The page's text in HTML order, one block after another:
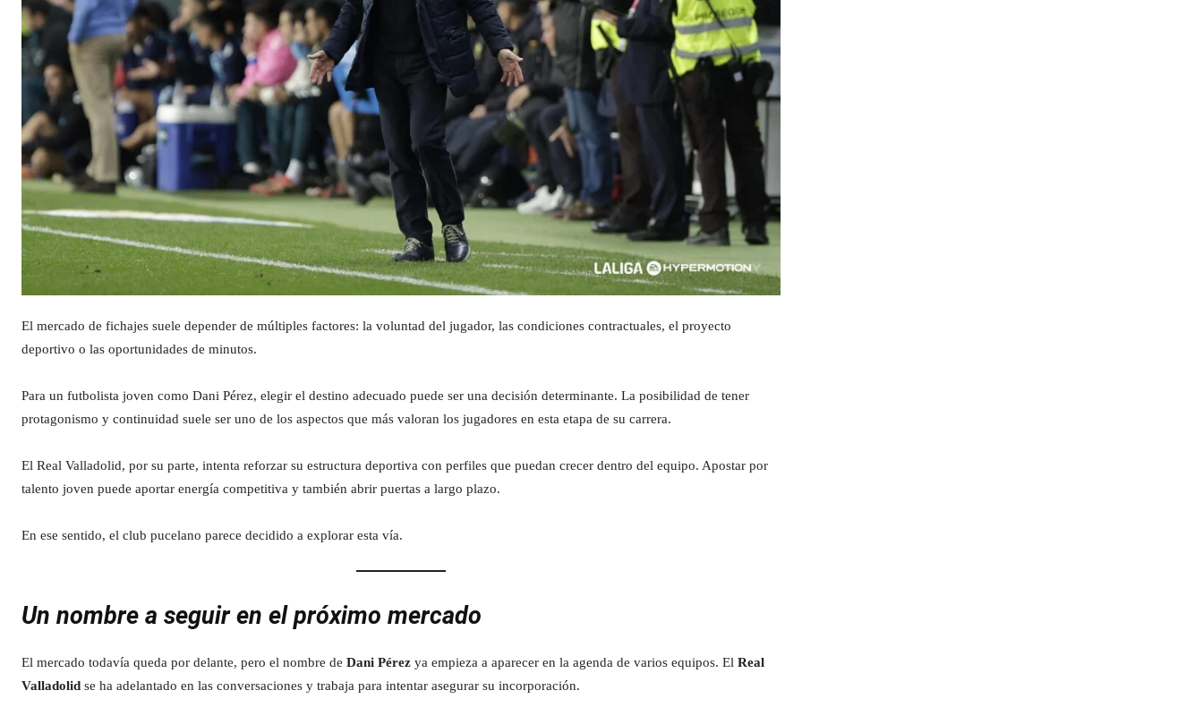
El mercado de fichajes suele depender de múltiples factores: la voluntad del jugador, las condiciones contractuales, el proyecto
deportivo o las oportunidades de minutos.
Para un futbolista joven como Dani Pérez, elegir el destino adecuado puede ser una decisión determinante. La posibilidad de tener
protagonismo y continuidad suele ser uno de los aspectos que más valoran los jugadores en esta etapa de su carrera.
El Real Valladolid, por su parte, intenta reforzar su estructura deportiva con perfiles que puedan crecer dentro del equipo. Apostar por
talento joven puede aportar energía competitiva y también abrir puertas a largo plazo.
En ese sentido, el club pucelano parece decidido a explorar esta vía.
Un nombre a seguir en el próximo mercado
El mercado todavía queda por delante, pero el nombre de Dani Pérez ya empieza a aparecer en la agenda de varios equipos. El Real
Valladolid se ha adelantado en las conversaciones y trabaja para intentar asegurar su incorporación.